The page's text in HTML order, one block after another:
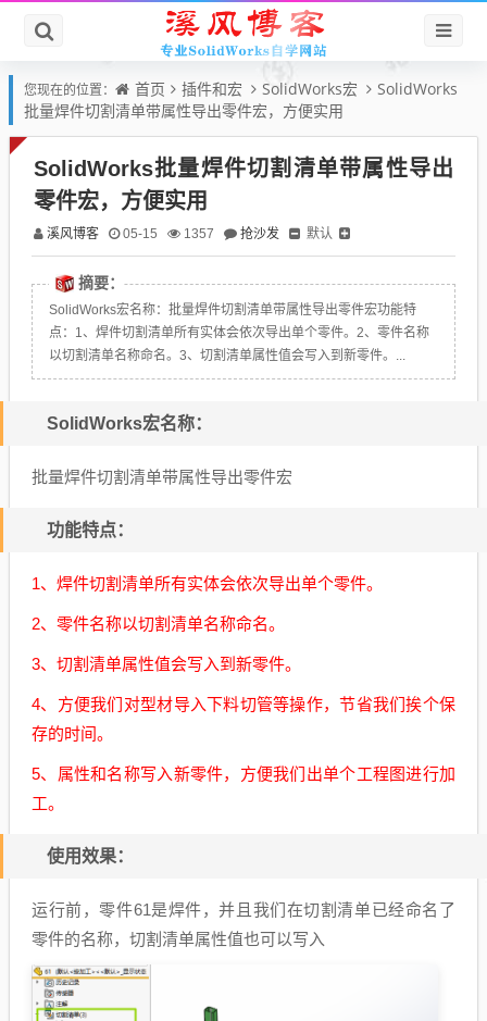
您现在的位置： 首页 插件和宏 SolidWorks宏
SolidWorks
批量焊件切割清单带属性导出零件宏，方便实用
SolidWorks批量焊件切割清单带属性导出
零件宏，方便实用
溪风博客 05-15 1357 抢沙发 默认
摘要：
SolidWorks宏名称：批量焊件切割清单带属性导出零件宏功能特
点：1、焊件切割清单所有实体会依次导出单个零件。2、零件名称
以切割清单名称命名。3、切割清单属性值会写入到新零件。...
SolidWorks宏名称：
批量焊件切割清单带属性导出零件宏
功能特点：
1、焊件切割清单所有实体会依次导出单个零件。
2、零件名称以切割清单名称命名。
3、切割清单属性值会写入到新零件。
4、方便我们对型材导入下料切管等操作，节省我们挨个保
存的时间。
5、属性和名称写入新零件，方便我们出单个工程图进行加
工。
使用效果：
运行前，零件61是焊件，并且我们在切割清单已经命名了
零件的名称，切割清单属性值也可以写入